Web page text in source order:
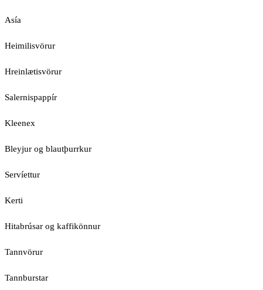
Asía
Heimilisvörur
Hreinlætisvörur
Salernispappír
Kleenex
Bleyjur og blautþurrkur
Servíettur
Kerti
Hitabrúsar og kaffikönnur
Tannvörur
Tannburstar